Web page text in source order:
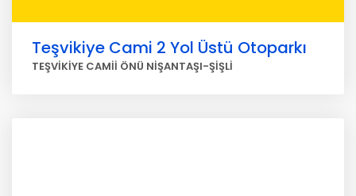
Teşvikiye Cami 2 Yol Üstü Otoparkı
TEŞVİKİYE CAMİİ ÖNÜ NİŞANTAŞI-ŞİŞLİ